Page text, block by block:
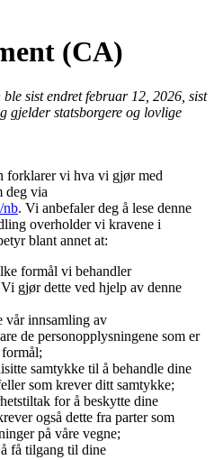
(CA)
sist endret februar 12, 2026, sist
gjelder statsborgere og lovlige
forklarer vi hva vi gjør med
deg via
nb. Vi anbefaler deg å lese denne
overholder vi kravene i
blant annet at:
formål vi behandler
gjør dette ved hjelp av denne
vår innsamling av
de personopplysningene som er
samtykke til å behandle dine
som krever ditt samtykke;
for å beskytte dine
også dette fra parter som
på våre vegne;
få tilgang til dine